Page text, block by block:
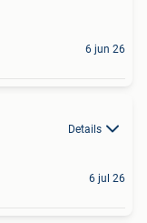
6 jun 26
Details
6 jul 26